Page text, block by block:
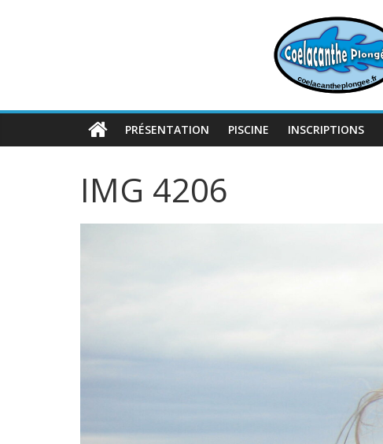
PRÉSENTATION PISCINE INSCRIPTIONS
IMG 4206